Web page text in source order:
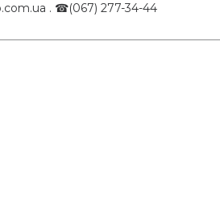
. ☎(067) 277-34-44